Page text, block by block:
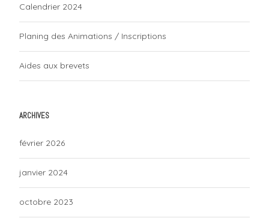
Calendrier 2024
Planing des Animations / Inscriptions
Aides aux brevets
ARCHIVES
février 2026
janvier 2024
octobre 2023